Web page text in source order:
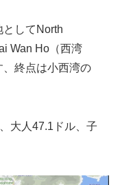
としてNorth
Wan Ho（西湾
終点は小西湾の
大人47.1ドル、子